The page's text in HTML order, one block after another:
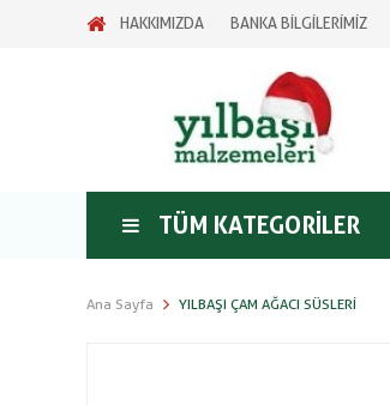
HAKKIMIZDA BANKA BİLGİLERİMİZ
TÜM KATEGORILER
Ana Sayfa YILBAŞI ÇAM AĞACI SÜSLERI